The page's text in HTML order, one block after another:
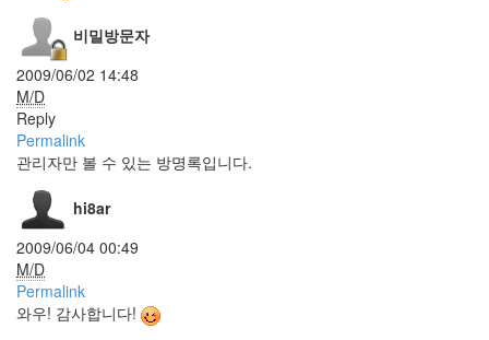
비밀방문자
2009/06/02 14:48
M/D
Reply
Permalink
관리자만 볼 수 있는 방명록입니다.
hi8ar
2009/06/04 00:49
M/D
Permalink
와우! 감사합니다!
일
은
된
장
먹
자
1.6.1
Cloverfield
마
빡